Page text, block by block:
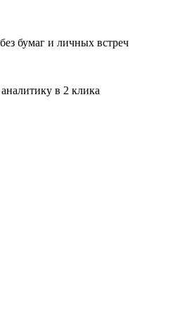
бумаг и личных встреч
в 2 клика